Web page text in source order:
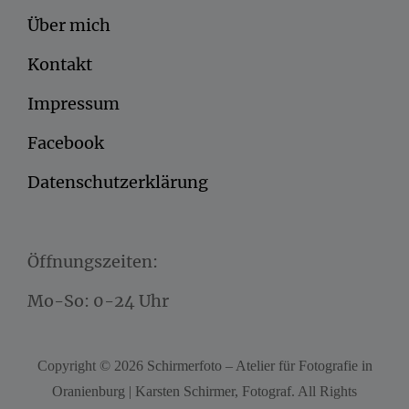
Über mich
Kontakt
Impressum
Facebook
Datenschutzerklärung
Öffnungszeiten:
Mo-So: 0-24 Uhr
Copyright © 2026 Schirmerfoto – Atelier für Fotografie in
Oranienburg | Karsten Schirmer, Fotograf. All Rights